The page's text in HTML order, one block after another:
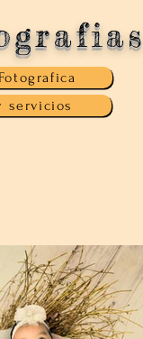
servicios